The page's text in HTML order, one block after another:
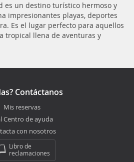
es un destino turístico hermoso y
impresionantes playas, deportes
Es el lugar perfecto para aquellos
tropical llena de aventuras y
Contáctanos
Mis reservas
Centro de ayuda
con nosotros
Libro de
reclamaciones